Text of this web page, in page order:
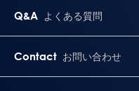
Q&A よくある質問
Contact お問い合わせ